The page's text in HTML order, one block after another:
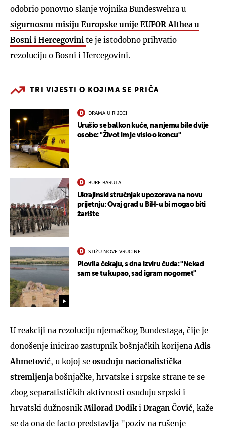
odobrio ponovno slanje vojnika Bundeswehra u
sigurnosnu misiju Europske unije EUFOR Althea u
Bosni i Hercegovini te je istodobno prihvatio
rezoluciju o Bosni i Hercegovini.
TRI VIJESTI O KOJIMA SE PRIČA
DRAMA U RIJECI
Urušio se balkon kuće, na njemu bile dvije
osobe: "Život im je visio o koncu"
BURE BARUTA
Ukrajinski stručnjak upozorava na novu
prijetnju: Ovaj grad u BiH-u bi mogao biti
žarište
STIŽU NOVE VRUĆINE
Plovila čekaju, s dna izviru čuda: "Nekad
sam se tu kupao, sad igram nogomet"
U reakciji na rezoluciju njemačkog Bundestaga, čije je
donošenje inicirao zastupnik bošnjačkih korijena Adis
Ahmetović, u kojoj se osuđuju nacionalistička
stremljenja bošnjačke, hrvatske i srpske strane te se
zbog separatističkih aktivnosti osuđuju srpski i
hrvatski dužnosnik Milorad Dodiki Dragan Čović, kaže
se da ona de facto predstavlja "poziv na rušenje